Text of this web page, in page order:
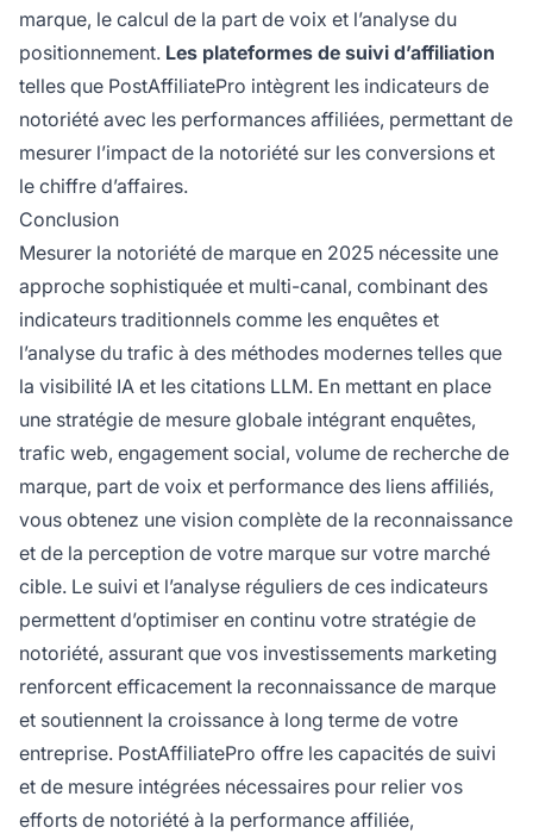
marque, le calcul de la part de voix et l’analyse du
positionnement. Les plateformes de suivi d’affiliation
telles que PostAffiliatePro intègrent les indicateurs de
notoriété avec les performances affiliées, permettant de
mesurer l’impact de la notoriété sur les conversions et
le chiffre d’affaires.
Conclusion
Mesurer la notoriété de marque en 2025 nécessite une
approche sophistiquée et multi-canal, combinant des
indicateurs traditionnels comme les enquêtes et
l’analyse du trafic à des méthodes modernes telles que
la visibilité IA et les citations LLM. En mettant en place
une stratégie de mesure globale intégrant enquêtes,
trafic web, engagement social, volume de recherche de
marque, part de voix et performance des liens affiliés,
vous obtenez une vision complète de la reconnaissance
et de la perception de votre marque sur votre marché
cible. Le suivi et l’analyse réguliers de ces indicateurs
permettent d’optimiser en continu votre stratégie de
notoriété, assurant que vos investissements marketing
renforcent efficacement la reconnaissance de marque
et soutiennent la croissance à long terme de votre
entreprise. PostAffiliatePro offre les capacités de suivi
et de mesure intégrées nécessaires pour relier vos
efforts de notoriété à la performance affiliée,